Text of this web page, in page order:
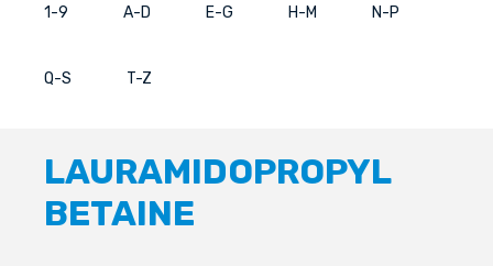
1-9 A-D E-G H-M N-P
Q-S T-Z
LAURAMIDOPROPYL
BETAINE